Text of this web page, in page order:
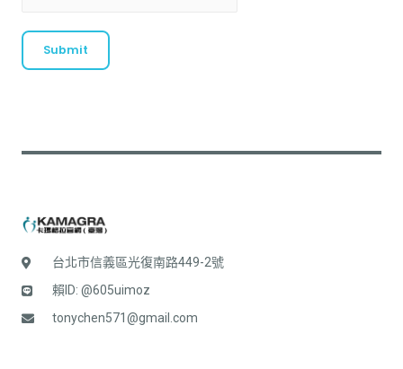
Submit
台北市信義區光復南路449-2號
賴ID: @605uimoz
tonychen571@gmail.com